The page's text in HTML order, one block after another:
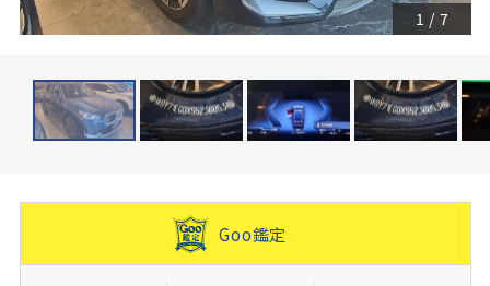
1 / 7
Goo鑑定